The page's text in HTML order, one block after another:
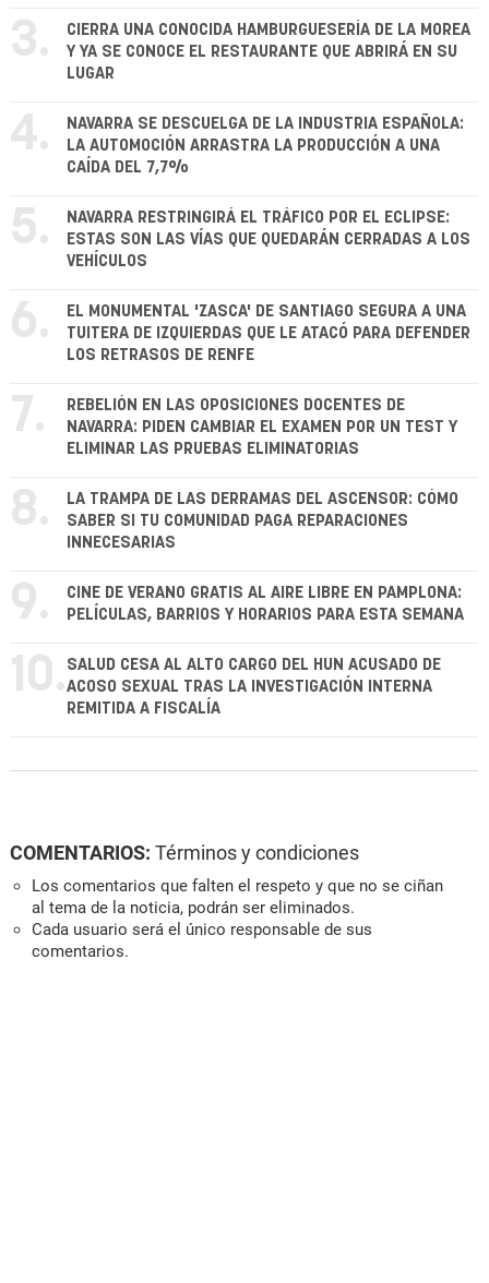
3.
CIERRA UNA CONOCIDA HAMBURGUESERÍA DE LA MOREA
Y YA SE CONOCE EL RESTAURANTE QUE ABRIRÁ EN SU
LUGAR
4.
NAVARRA SE DESCUELGA DE LA INDUSTRIA ESPAÑOLA:
LA AUTOMOCIÓN ARRASTRA LA PRODUCCIÓN A UNA
CAÍDA DEL 7,7%
5.
NAVARRA RESTRINGIRÁ EL TRÁFICO POR EL ECLIPSE:
ESTAS SON LAS VÍAS QUE QUEDARÁN CERRADAS A LOS
VEHÍCULOS
6.
EL MONUMENTAL 'ZASCA' DE SANTIAGO SEGURA A UNA
TUITERA DE IZQUIERDAS QUE LE ATACÓ PARA DEFENDER
LOS RETRASOS DE RENFE
7.
REBELIÓN EN LAS OPOSICIONES DOCENTES DE
NAVARRA: PIDEN CAMBIAR EL EXAMEN POR UN TEST Y
ELIMINAR LAS PRUEBAS ELIMINATORIAS
8.
LA TRAMPA DE LAS DERRAMAS DEL ASCENSOR: CÓMO
SABER SI TU COMUNIDAD PAGA REPARACIONES
INNECESARIAS
9.
CINE DE VERANO GRATIS AL AIRE LIBRE EN PAMPLONA:
PELÍCULAS, BARRIOS Y HORARIOS PARA ESTA SEMANA
10. SALUD CESA AL ALTO CARGO DEL HUN ACUSADO DE
ACOSO SEXUAL TRAS LA INVESTIGACIÓN INTERNA
REMITIDA A FISCALÍA
COMENTARIOS: Términos y condiciones
Los comentarios que falten el respeto y que no se ciñan
al tema de la noticia, podrán ser eliminados.
Cada usuario será el único responsable de sus
comentarios.